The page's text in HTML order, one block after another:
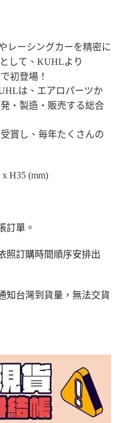
レーシングカーを精密に
して、KUHLより
初登場！
は、エアロパーツか
・製造・販売する総合
賞し、毎年たくさんの
H35 (mm)
訂單。
照訂購時間順序安排出
知台灣到貨量，無法交貨